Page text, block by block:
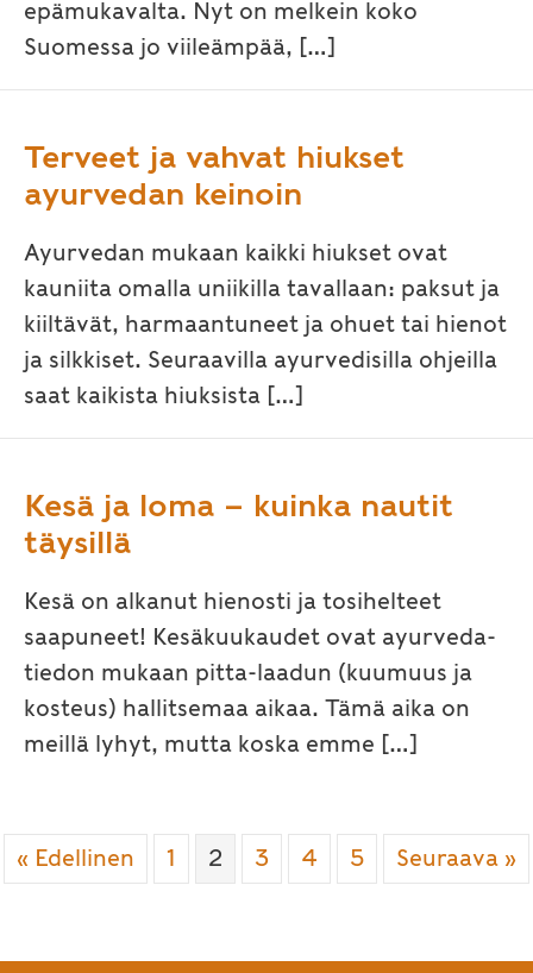
epämukavalta. Nyt on melkein koko
Suomessa jo viileämpää, […]
Terveet ja vahvat hiukset
ayurvedan keinoin
Ayurvedan mukaan kaikki hiukset ovat
kauniita omalla uniikilla tavallaan: paksut ja
kiiltävät, harmaantuneet ja ohuet tai hienot
ja silkkiset. Seuraavilla ayurvedisilla ohjeilla
saat kaikista hiuksista […]
Kesä ja loma – kuinka nautit
täysillä
Kesä on alkanut hienosti ja tosihelteet
saapuneet! Kesäkuukaudet ovat ayurveda-
tiedon mukaan pitta-laadun (kuumuus ja
kosteus) hallitsemaa aikaa. Tämä aika on
meillä lyhyt, mutta koska emme […]
« Edellinen 1 2 3 4 5 Seuraava »